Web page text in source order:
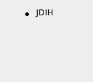
JDIH